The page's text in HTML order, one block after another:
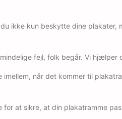
ikke kun beskytte dine
fejl, folk begår. Vi
når det kommer til
at sikre, at din plakatramme